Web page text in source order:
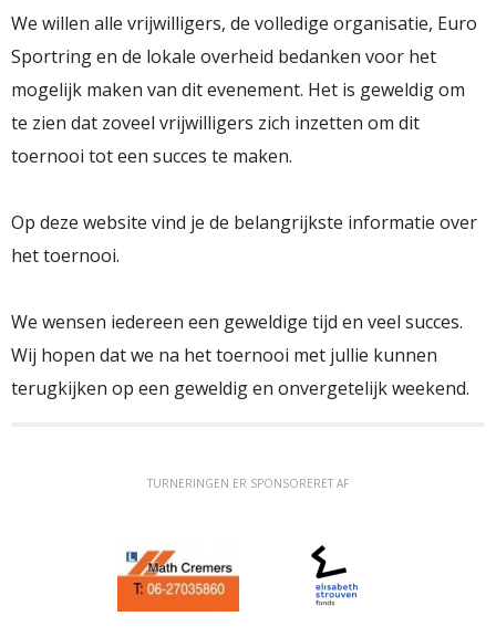
We willen alle vrijwilligers, de volledige organisatie, Euro
Sportring en de lokale overheid bedanken voor het
mogelijk maken van dit evenement. Het is geweldig om
te zien dat zoveel vrijwilligers zich inzetten om dit
toernooi tot een succes te maken.
Op deze website vind je de belangrijkste informatie over
het toernooi.
We wensen iedereen een geweldige tijd en veel succes.
Wij hopen dat we na het toernooi met jullie kunnen
terugkijken op een geweldig en onvergetelijk weekend.
TURNERINGEN ER SPONSORERET AF